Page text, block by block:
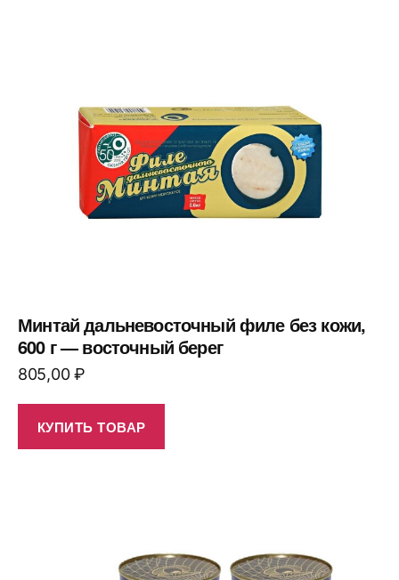
Минтай дальневосточный филе без кожи,
600 г — восточный берег
805,00₽
КУПИТЬ ТОВАР